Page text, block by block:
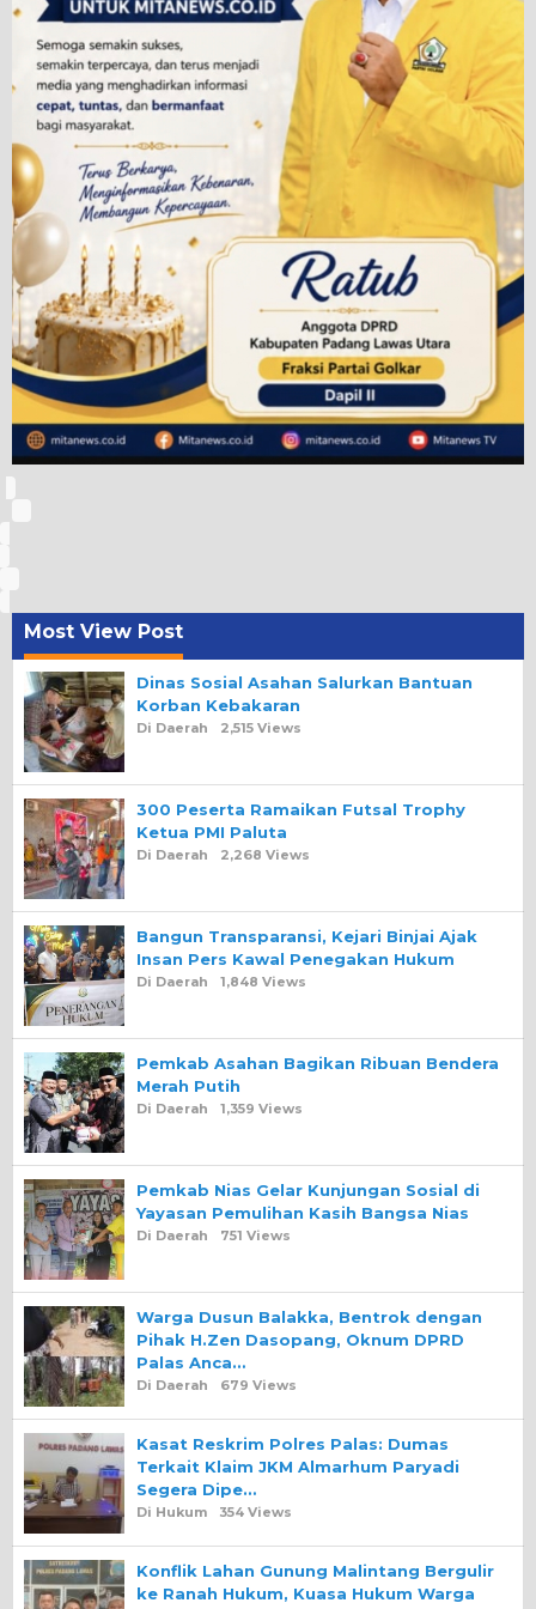
Most View Post
Dinas Sosial Asahan Salurkan Bantuan
Korban Kebakaran
Di Daerah 2,515 Views
300 Peserta Ramaikan Futsal Trophy
Ketua PMI Paluta
Di Daerah 2,268 Views
Bangun Transparansi, Kejari Binjai Ajak
Insan Pers Kawal Penegakan Hukum
Di Daerah 1,848 Views
Pemkab Asahan Bagikan Ribuan Bendera
Merah Putih
Di Daerah 1,359 Views
Pemkab Nias Gelar Kunjungan Sosial di
Yayasan Pemulihan Kasih Bangsa Nias
Di Daerah 751 Views
Warga Dusun Balakka, Bentrok dengan
Pihak H.Zen Dasopang, Oknum DPRD
Palas Anca…
Di Daerah 679 Views
Kasat Reskrim Polres Palas: Dumas
Terkait Klaim JKM Almarhum Paryadi
Segera Dipe…
Di Hukum 354 Views
Konflik Lahan Gunung Malintang Bergulir
ke Ranah Hukum, Kuasa Hukum Warga